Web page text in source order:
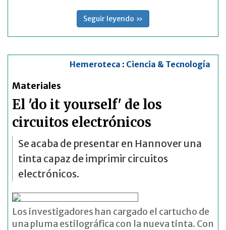
Seguir leyendo »
Hemeroteca : Ciencia & Tecnología
Materiales
El 'do it yourself' de los
circuitos electrónicos
Se acaba de presentar en Hannover una
tinta capaz de imprimir circuitos
electrónicos.
Los investigadores han cargado el cartucho de
una pluma estilográfica con la nueva tinta. Con